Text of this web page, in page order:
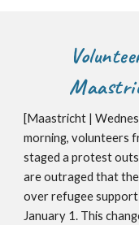
[Maastricht |
morning, volunteers
staged a protest
are outraged that
over refugee
January 1. This